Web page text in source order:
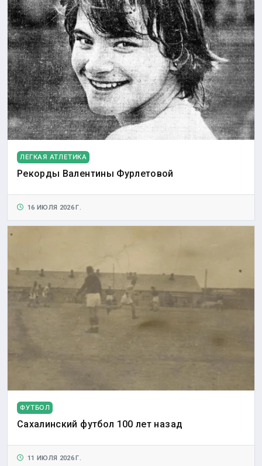
ЛЕГКАЯ АТЛЕТИКА
Рекорды Валентины Фурлетовой
16 ИЮЛЯ 2026 Г.
ФУТБОЛ
Сахалинский футбол 100 лет назад
11 ИЮЛЯ 2026 Г.